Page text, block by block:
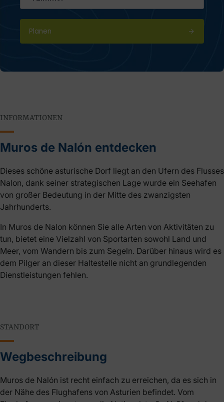
Planen
INFORMATIONEN
Muros de Nalón entdecken
Dieses schöne asturische Dorf liegt an den Ufern des Flusses
Nalon, dank seiner strategischen Lage wurde ein Seehafen
von großer Bedeutung in der Mitte des zwanzigsten
Jahrhunderts.
In Muros de Nalon können Sie alle Arten von Aktivitäten zu
tun, bietet eine Vielzahl von Sportarten sowohl Land und
Meer, vom Wandern bis zum Segeln. Darüber hinaus wird es
dem Pilger an dieser Haltestelle nicht an grundlegenden
Dienstleistungen fehlen.
STANDORT
Wegbeschreibung
Muros de Nalón ist recht einfach zu erreichen, da es sich in
der Nähe des Flughafens von Asturien befindet. Vom